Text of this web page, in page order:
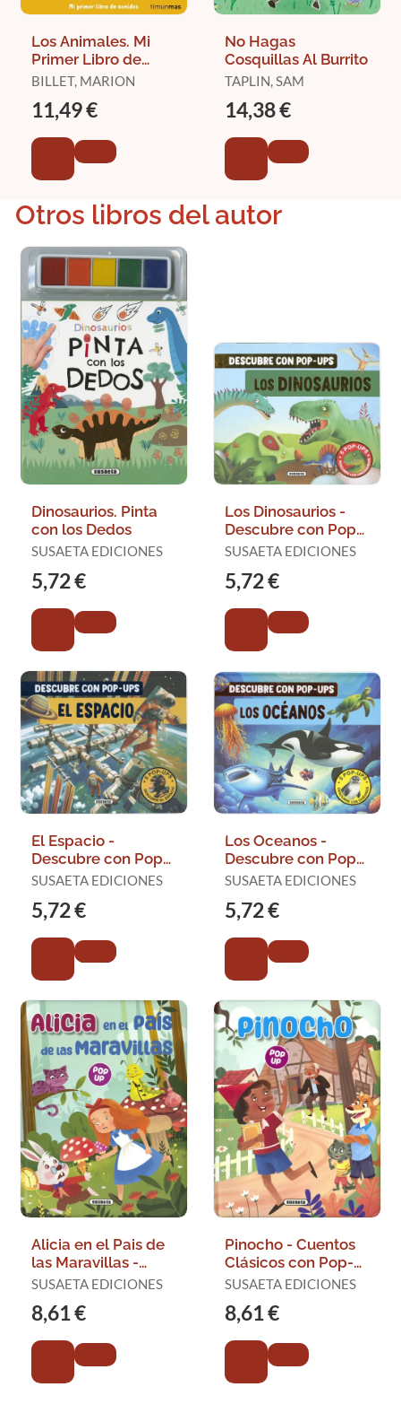
Los Animales. Mi
Primer Libro de
Sonidos
BILLET, MARION
11,49 €
No Hagas
Cosquillas Al Burrito
TAPLIN, SAM
14,38 €
Otros libros del autor
Dinosaurios. Pinta
con los Dedos
SUSAETA EDICIONES
5,72 €
Los Dinosaurios -
Descubre con Pop-
Ups
SUSAETA EDICIONES
5,72 €
El Espacio -
Descubre con Pop-
Ups
SUSAETA EDICIONES
5,72 €
Los Oceanos -
Descubre con Pop-
Ups
SUSAETA EDICIONES
5,72 €
Alicia en el Pais de
las Maravillas -
Cuentos Clásicos
SUSAETA EDICIONES
8,61 €
Pinocho - Cuentos
Clásicos con Pop-
Up
SUSAETA EDICIONES
8,61 €